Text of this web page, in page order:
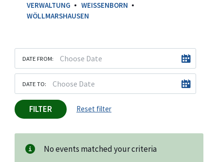
VERWALTUNG
WEISSENBORN
WÖLLMARSHAUSEN
DATE FROM:
DATE TO:
FILTER Reset filter
No events matched your criteria